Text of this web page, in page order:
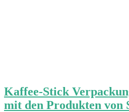
Kaffee-Stick
mit den Produkten von